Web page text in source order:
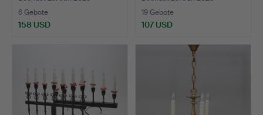
6 Gebote
158 USD
19 Gebote
107 USD